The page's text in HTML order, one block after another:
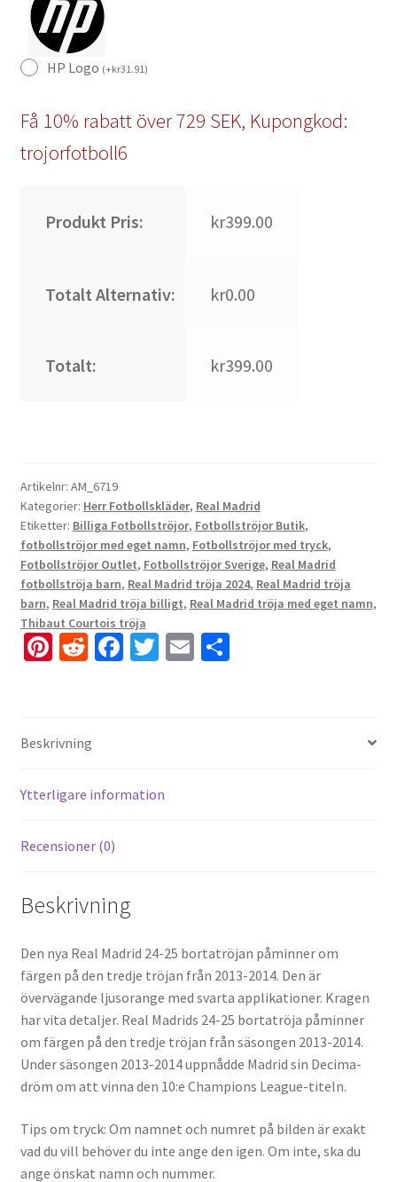
HP Logo (+kr31.91)
Få 10% rabatt över 729 SEK, Kupongkod:
trojorfotboll6
Produkt Pris: kr399.00
Totalt Alternativ: kr0.00
Totalt: kr399.00
Artikelnr: AM_6719
Kategorier: Herr Fotbollskläder, Real Madrid
Etiketter: Billiga Fotbollströjor, Fotbollströjor Butik,
fotbollströjor med eget namn, Fotbollströjor med tryck,
Fotbollströjor Outlet, Fotbollströjor Sverige, Real Madrid
fotbollströja barn, Real Madrid tröja 2024, Real Madrid tröja
barn, Real Madrid tröja billigt, Real Madrid tröja med eget namn,
Thibaut Courtois tröja
Pi
es
t
R
di
t
Fa
k
T E D
Beskrivning
Ytterligare information
Recensioner (0)
Beskrivning
Den nya Real Madrid 24-25 bortatröjan påminner om
färgen på den tredje tröjan från 2013-2014. Den är
övervägande ljusorange med svarta applikationer. Kragen
har vita detaljer. Real Madrids 24-25 bortatröja påminner
om färgen på den tredje tröjan från säsongen 2013-2014.
Under säsongen 2013-2014 uppnådde Madrid sin Decima-
dröm om att vinna den 10:e Champions League-titeln.
Tips om tryck: Om namnet och numret på bilden är exakt
vad du vill behöver du inte ange den igen. Om inte, ska du
ange önskat namn och nummer.